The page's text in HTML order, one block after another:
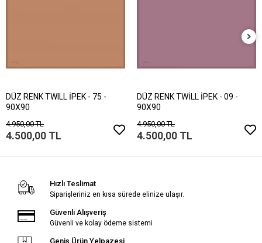
DÜZ RENK TWILL İPEK - 75 -
90X90
4.950,00 TL
4.500,00 TL
DÜZ RENK TWİLL İPEK - 09 -
90X90
4.950,00 TL
4.500,00 TL
Hızlı Teslimat
Siparişleriniz en kısa sürede elinize ulaşır.
Güvenli Alışveriş
Güvenli ve kolay ödeme sistemi
Geniş Ürün Yelpazesi